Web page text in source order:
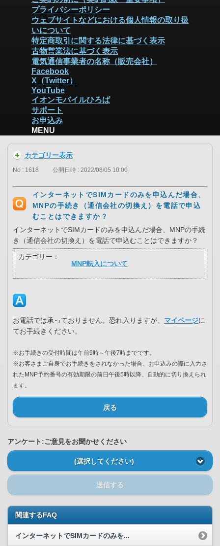
プライバシーポリシー
ウェブサイトなどにおける個人情報の取り扱
いについて
特定商取引に関する法律に基づく表示
古物営業法に基づく表示
電気通信事業者の名称（販売会社）
Facebook
X（Twitter）
YouTube
イオンモバイルひろば
サポート
お申込み
MENU
カテゴリー表示
No : 1618 公開日時 : 2022/08/05 10:00
インターネットでSIMカードのみを申込んだ場合、
MNPの手続き（通信会社の切換え）を電話で申込
むことはできますか？
インターネットでSIMカードのみを申込んだ場合、MNPの手続
き（通信会社の切換え）を電話で申込むことはできますか？
カテゴリー：
MNP転入について
お電話では承っておりません。恐れ入りますが、 マイページに
てお手続きください。
※お手続きの受付時間は午前9時～午後7時までです。
※お客さまご自身でお手続きをされなかった場合、お申込みの際に入力さ
れたMNP予約番号の有効期限の前日午後5時以降、自動的に切り換えられ
ます。
戻る
アンケート:ご意見をお聞かせください
(選択してください)
送信する
関連するFAQ
インターネットでSIMカードのみを...